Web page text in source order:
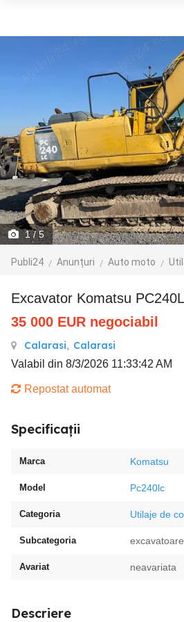
1/ 5
Publi24 Anunțuri Auto moto
Excavator Komatsu
35 000 EUR negociabil
Calarasi, Calarasi
Valabil din 8/3/2026 11:33:42 AM
Repostat automat
Specificații
Marca Komatsu
Model Pc240lc
Categoria Utilaje de
Subcategoria excavatoare
Avariat neavariata
Descriere